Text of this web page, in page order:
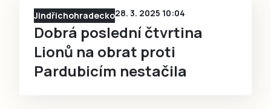
Jindřichohradecko28. 3. 2025 10:04
Dobrá poslední čtvrtina
Lionů na obrat proti
Pardubicím nestačila